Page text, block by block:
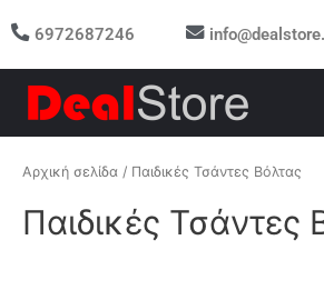
στο 6972687246
Αρχική σελίδα / Παιδικές Τσάντες Βόλτας
Παιδικές Τσάντες